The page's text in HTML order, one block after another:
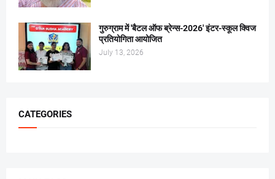
गुरुग्राम में 'बैटल ऑफ ब्रेन्स-2026' इंटर-स्कूल क्विज
प्रतियोगिता आयोजित
July 13, 2026
CATEGORIES